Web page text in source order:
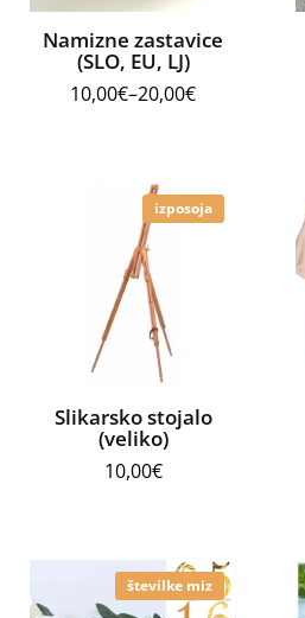
Namizne zastavice
(SLO, EU, LJ)
10,00€–20,00€
izposoja
Slikarsko stojalo
(veliko)
10,00€
številke miz